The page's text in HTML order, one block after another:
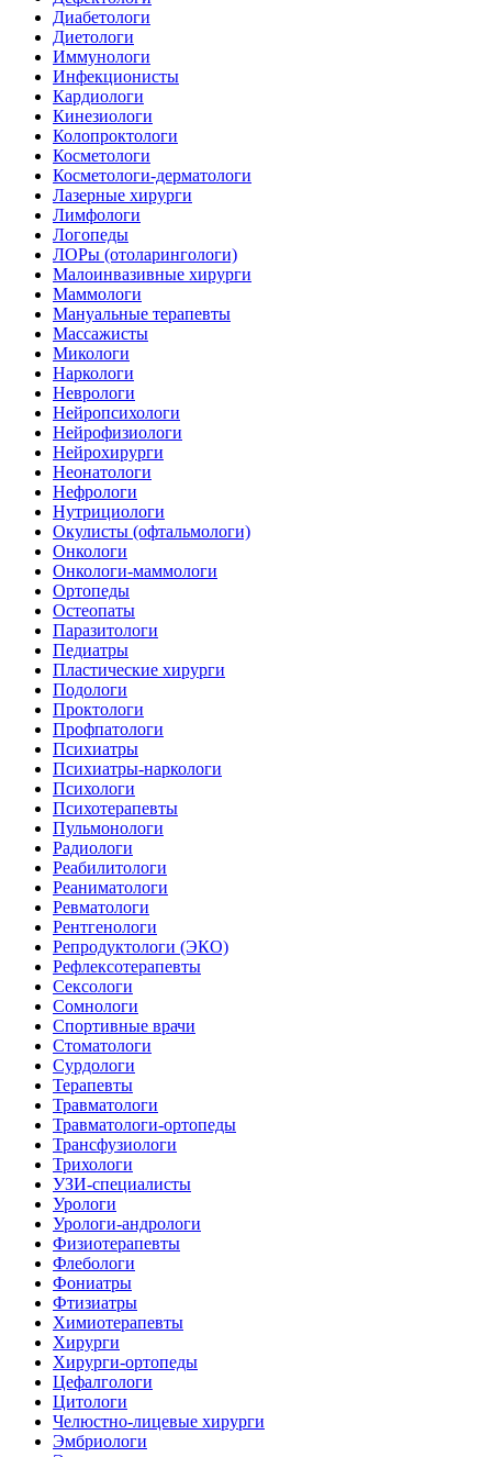
Диабетологи
Диетологи
Иммунологи
Инфекционисты
Кардиологи
Кинезиологи
Колопроктологи
Косметологи
Косметологи-дерматологи
Лазерные хирурги
Лимфологи
Логопеды
ЛОРы (отоларингологи)
Малоинвазивные хирурги
Маммологи
Мануальные терапевты
Массажисты
Микологи
Наркологи
Неврологи
Нейропсихологи
Нейрофизиологи
Нейрохирурги
Неонатологи
Нефрологи
Нутрициологи
Окулисты (офтальмологи)
Онкологи
Онкологи-маммологи
Ортопеды
Остеопаты
Паразитологи
Педиатры
Пластические хирурги
Подологи
Проктологи
Профпатологи
Психиатры
Психиатры-наркологи
Психологи
Психотерапевты
Пульмонологи
Радиологи
Реабилитологи
Реаниматологи
Ревматологи
Рентгенологи
Репродуктологи (ЭКО)
Рефлексотерапевты
Сексологи
Сомнологи
Спортивные врачи
Стоматологи
Сурдологи
Терапевты
Травматологи
Травматологи-ортопеды
Трансфузиологи
Трихологи
УЗИ-специалисты
Урологи
Урологи-андрологи
Физиотерапевты
Флебологи
Фониатры
Фтизиатры
Химиотерапевты
Хирурги
Хирурги-ортопеды
Цефалгологи
Цитологи
Челюстно-лицевые хирурги
Эмбриологи